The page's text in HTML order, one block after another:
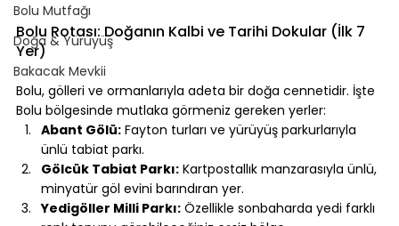
Bolu Mutfağı
Doğa & Yürüyüş
Bakacak Mevkii
Bolu Rotası: Doğanın Kalbi ve Tarihi Dokular (İlk 7
Yer)
Bolu, gölleri ve ormanlarıyla adeta bir doğa cennetidir. İşte
Bolu bölgesinde mutlaka görmeniz gereken yerler:
Abant Gölü: Fayton turları ve yürüyüş parkurlarıyla
ünlü tabiat parkı.
Gölcük Tabiat Parkı: Kartpostallık manzarasıyla ünlü,
minyatür göl evini barındıran yer.
Yedigöller Milli Parkı: Özellikle sonbaharda yedi farklı